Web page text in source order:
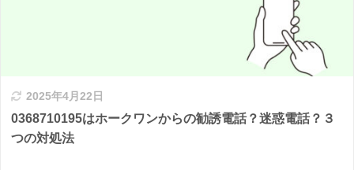
2025年4月22日
0368710195はホークワンからの勧誘電話？迷惑電話？３
つの対処法